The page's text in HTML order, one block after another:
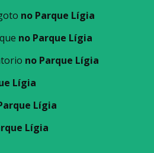
no Parque Lígia
no Parque Lígia
no Parque Lígia
Lígia
Lígia
Lígia